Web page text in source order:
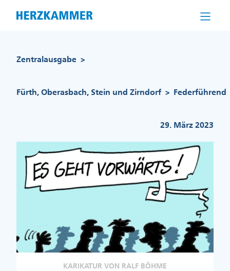
Zentralausgabe >
Fürth, Oberasbach, Stein und Zirndorf > Federführend
29. März 2023
KARIKATUR VON RALF BÖHME